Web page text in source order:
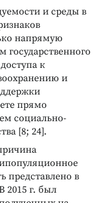
и среды в
напрямую
к
и
прямо
социально-
[8; 24].
представлено в
2015 г. был